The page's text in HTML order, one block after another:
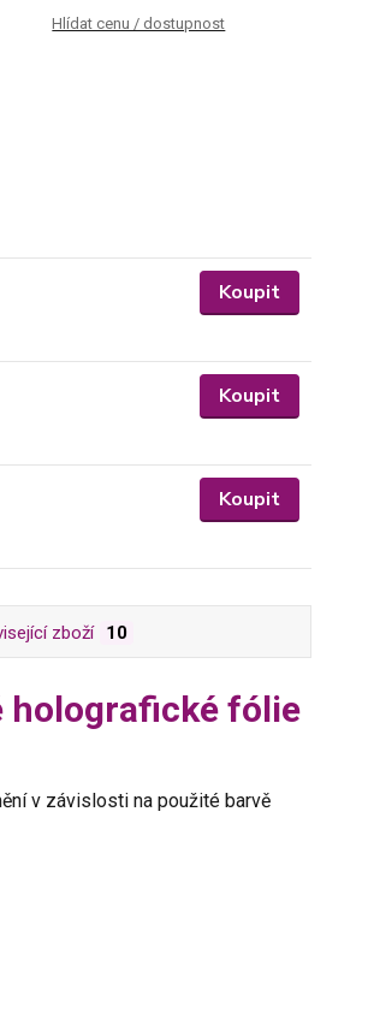
Hlídat cenu / dostupnost
Koupit
Koupit
Koupit
zboží 10
holografické fólie
v závislosti na použité barvě